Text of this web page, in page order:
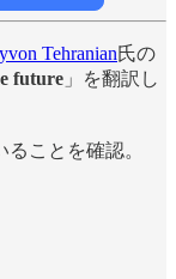
Tehranian氏の
future 」を翻訳し
ことを確認。